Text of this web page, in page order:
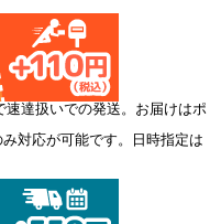
達扱いでの発送。お届けはポ
対応が可能です。日時指定は